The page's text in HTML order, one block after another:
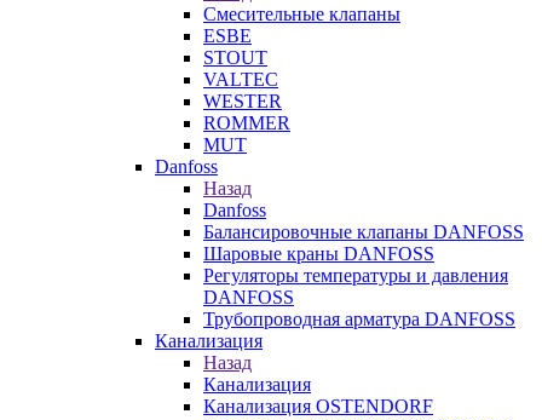
Смесительные клапаны
ESBE
STOUT
VALTEC
WESTER
ROMMER
MUT
Danfoss
Назад
Danfoss
Балансировочные клапаны DANFOSS
Шаровые краны DANFOSS
Регуляторы температуры и давления
DANFOSS
Трубопроводная арматура DANFOSS
Канализация
Назад
Канализация
Канализация OSTENDORF